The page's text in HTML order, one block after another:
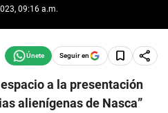
09:16 a.m.
Seguir en
a la presentación
alienígenas de Nasca”